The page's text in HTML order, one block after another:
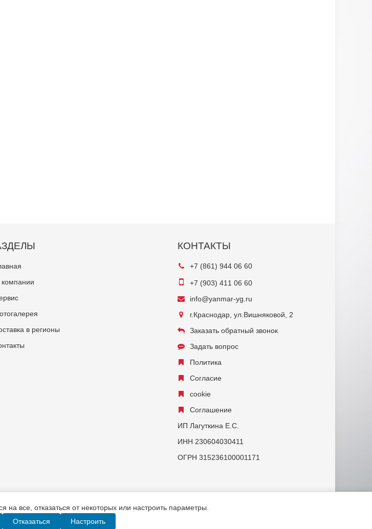
в регионы
КОНТАКТЫ
+7 (861) 944 06 60
+7 (903) 411 06 60
info@yanmar-yg.ru
г.Краснодар, ул.Вишняковой, 2
Заказать обратный звонок
Задать вопрос
Политика
Согласие
cookie
Соглашение
ИП Лагуткина Е.С.
ИНН 230604030411
ОГРН 315236100001171
все, отказаться от некоторых или настроить параметры.
Отказаться Настроить